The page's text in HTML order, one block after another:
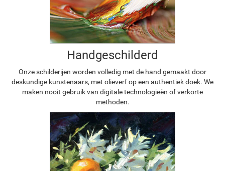
Handgeschilderd
Onze schilderijen worden volledig met de hand gemaakt door
deskundige kunstenaars, met olieverf op een authentiek doek. We
maken nooit gebruik van digitale technologieën of verkorte
methoden.